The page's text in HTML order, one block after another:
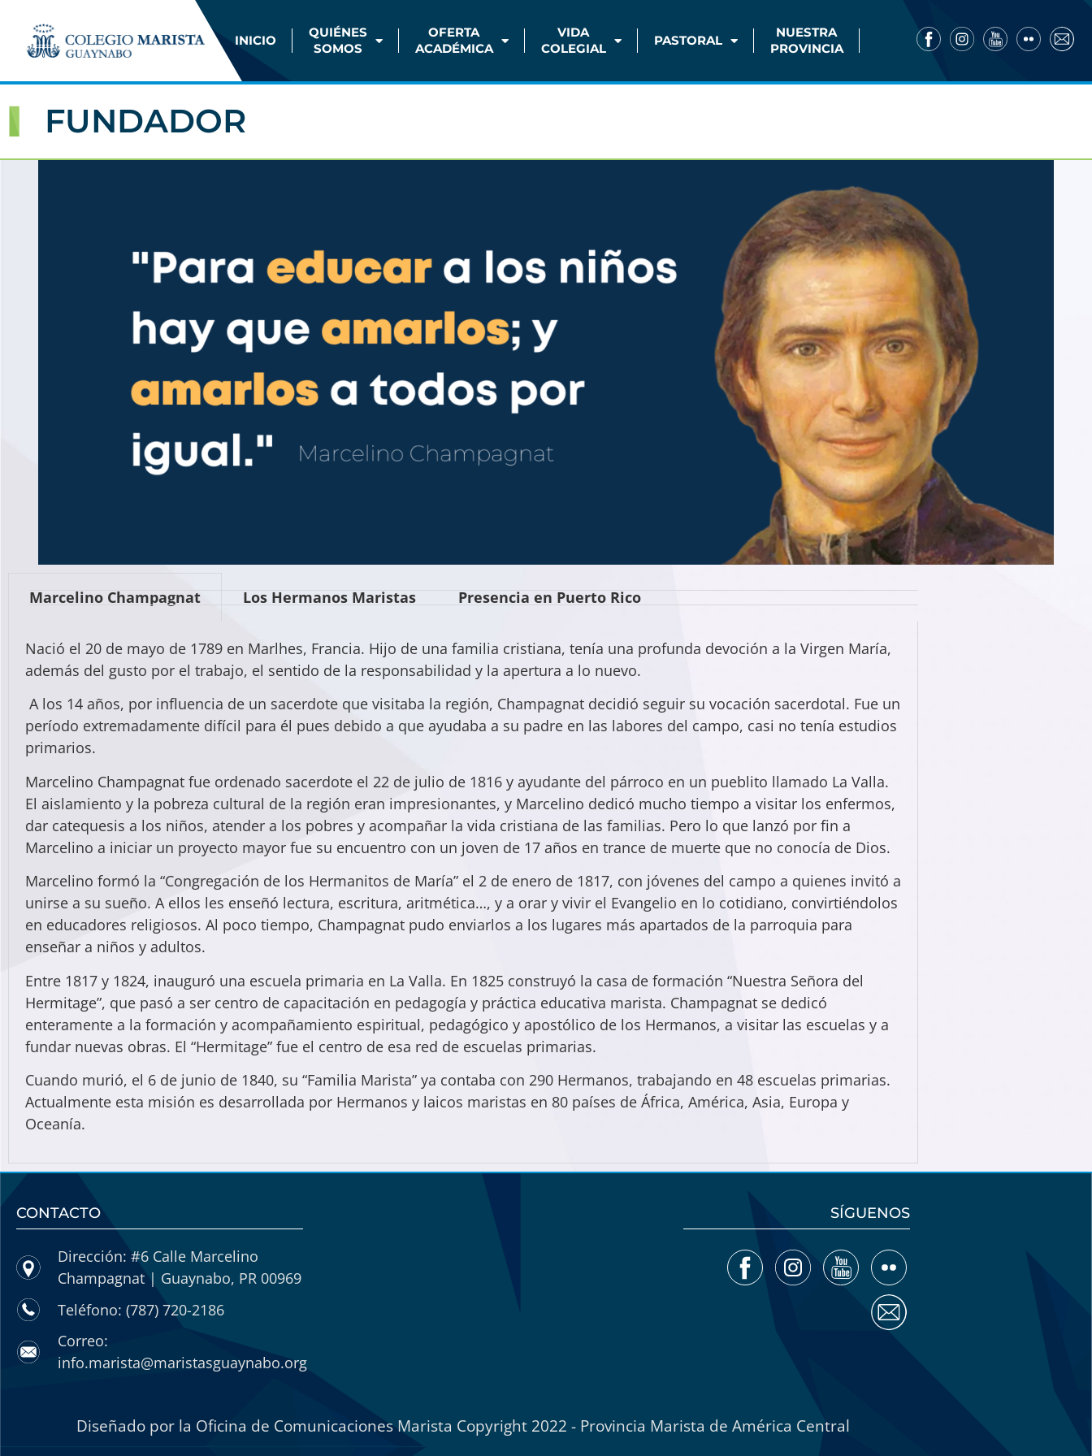
INICIO
QUIÉNES
SOMOS
OFERTA
ACADÉMICA
VIDA
COLEGIAL
PASTORAL
NUESTRA
PROVINCIA
FUNDADOR
Marcelino Champagnat Los Hermanos Maristas Presencia en Puerto Rico
Nació el 20 de mayo de 1789 en Marlhes, Francia. Hijo de una familia cristiana, tenía una profunda devoción a la Virgen María,
además del gusto por el trabajo, el sentido de la responsabilidad y la apertura a lo nuevo.
A los 14 años, por influencia de un sacerdote que visitaba la región, Champagnat decidió seguir su vocación sacerdotal. Fue un
período extremadamente difícil para él pues debido a que ayudaba a su padre en las labores del campo, casi no tenía estudios
primarios.
Marcelino Champagnat fue ordenado sacerdote el 22 de julio de 1816 y ayudante del párroco en un pueblito llamado La Valla.
El aislamiento y la pobreza cultural de la región eran impresionantes, y Marcelino dedicó mucho tiempo a visitar los enfermos,
dar catequesis a los niños, atender a los pobres y acompañar la vida cristiana de las familias. Pero lo que lanzó por fin a
Marcelino a iniciar un proyecto mayor fue su encuentro con un joven de 17 años en trance de muerte que no conocía de Dios.
Marcelino formó la “Congregación de los Hermanitos de María” el 2 de enero de 1817, con jóvenes del campo a quienes invitó a
unirse a su sueño. A ellos les enseñó lectura, escritura, aritmética…, y a orar y vivir el Evangelio en lo cotidiano, convirtiéndolos
en educadores religiosos. Al poco tiempo, Champagnat pudo enviarlos a los lugares más apartados de la parroquia para
enseñar a niños y adultos.
Entre 1817 y 1824, inauguró una escuela primaria en La Valla. En 1825 construyó la casa de formación “Nuestra Señora del
Hermitage”, que pasó a ser centro de capacitación en pedagogía y práctica educativa marista. Champagnat se dedicó
enteramente a la formación y acompañamiento espiritual, pedagógico y apostólico de los Hermanos, a visitar las escuelas y a
fundar nuevas obras. El “Hermitage” fue el centro de esa red de escuelas primarias.
Cuando murió, el 6 de junio de 1840, su “Familia Marista” ya contaba con 290 Hermanos, trabajando en 48 escuelas primarias.
Actualmente esta misión es desarrollada por Hermanos y laicos maristas en 80 países de África, América, Asia, Europa y
Oceanía.
CONTACTO
Dirección: #6 Calle Marcelino
Champagnat | Guaynabo, PR 00969
Teléfono: (787) 720-2186
Correo:
info.marista@maristasguaynabo.org
SÍGUENOS
Diseñado por la Oficina de Comunicaciones Marista Copyright 2022 - Provincia Marista de América Central